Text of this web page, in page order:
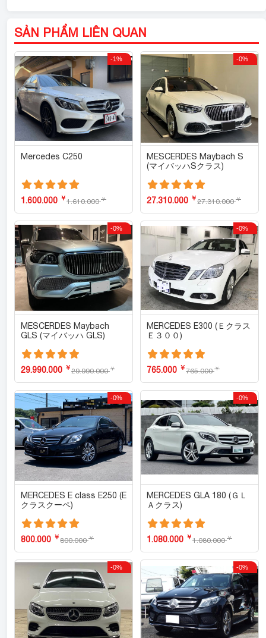
SẢN PHẨM LIÊN QUAN
-1%
Mercedes C250
1.610.000￥
1.600.000 ￥
-0%
MESCERDES Maybach S
(マイバッハSクラス)
27.310.000￥
27.310.000 ￥
-0%
MESCERDES Maybach
GLS (マイバッハ GLS)
29.990.000￥
29.990.000 ￥
-0%
MERCEDES E300 (Ｅクラス
Ｅ３００)
765.000￥
765.000 ￥
-0%
MERCEDES E class E250 (E
クラスクーペ)
800.000￥
800.000 ￥
-0%
MERCEDES GLA 180 (ＧＬ
Ａクラス)
1.080.000￥
1.080.000 ￥
-0% -0%